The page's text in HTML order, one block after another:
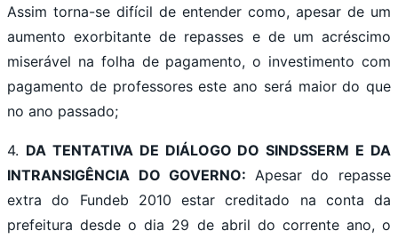
Assim torna-se difícil de entender como, apesar de um
aumento exorbitante de repasses e de um acréscimo
miserável na folha de pagamento, o investimento com
pagamento de professores este ano será maior do que
no ano passado;
4. DA TENTATIVA DE DIÁLOGO DO SINDSSERM E DA
INTRANSIGÊNCIA DO GOVERNO: Apesar do repasse
extra do Fundeb 2010 estar creditado na conta da
prefeitura desde o dia 29 de abril do corrente ano, o